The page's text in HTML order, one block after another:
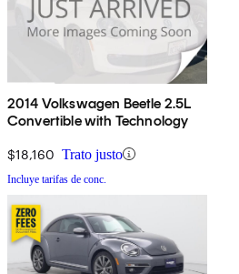
2014 Volkswagen Beetle 2.5L
Convertible with Technology
$18,160 Trato justo
Incluye tarifas de conc.